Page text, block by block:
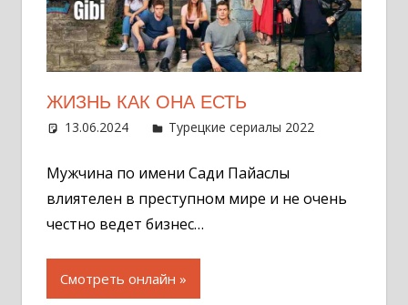
ЖИЗНЬ КАК ОНА ЕСТЬ
13.06.2024 Администратор
Турецкие сериалы 2022
Мужчина по имени Сади Пайаслы
влиятелен в преступном мире и не очень
честно ведет бизнес…
Смотреть онлайн